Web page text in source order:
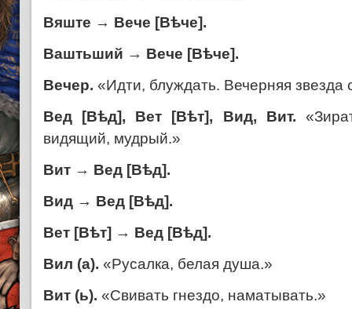
Вяште → Вече [Вѣче].
Ваштьший → Вече [Вѣче].
Вечер. «Идти, блуждать. Вечерняя звезда
Вед [Вѣд], Вет [Вѣт], Вид, Вит.
видящий, мудрый.»
Вит → Вед [Вѣд].
Вид → Вед [Вѣд].
Вет [Вѣт] → Вед [Вѣд].
Вил (а). «Русалка, белая душа.»
Вит (ь). «Свивать гнездо, наматывать.»